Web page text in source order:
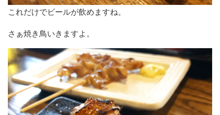
これだけでビールが飲めますね。
さぁ焼き鳥いきますよ。